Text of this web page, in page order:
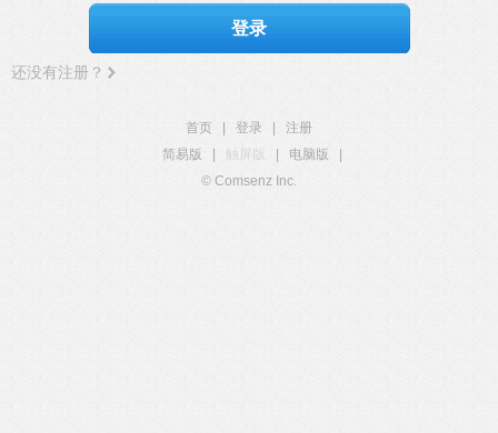
登录
还没有注册？
首页 登录
注册
简易版
触屏版 电脑版
© Comsenz Inc.